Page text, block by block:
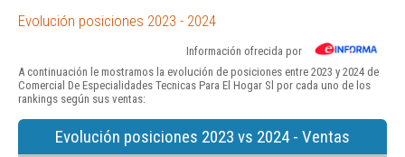
Evolución posiciones 2023 - 2024
Información ofrecida por
A continuación le mostramos la evolución de posiciones entre 2023 y 2024 de
Comercial De Especialidades Tecnicas Para El Hogar Sl por cada uno de los
rankings según sus ventas:
Evolución posiciones 2023 vs 2024 - Ventas